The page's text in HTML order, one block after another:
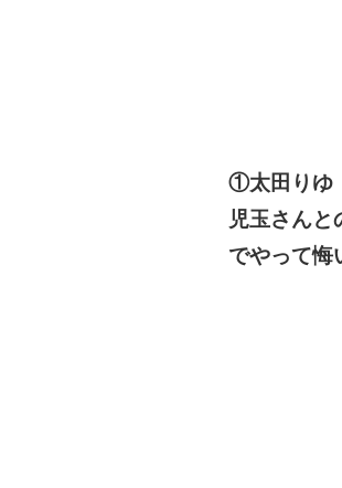
①太田りゆ
児玉さん
でやって悔